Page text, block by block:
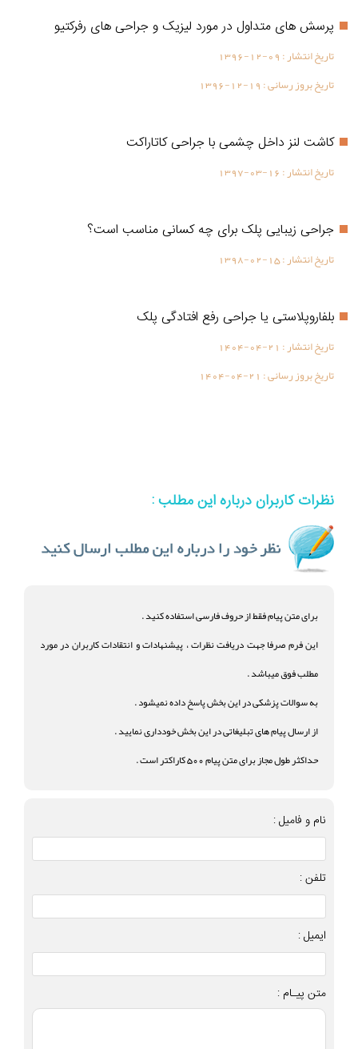
پرسش های متداول در مورد لیزیک و جراحی های رفرکتیو
تاریخ انتشار :1396-12-09
تاریخ بروز رسانی :1396-12-19
كاشت لنز داخل چشمی با جراحی کاتاراکت
تاریخ انتشار :1397-03-16
جراحی زیبایی پلک برای چه کسانی مناسب است؟
تاریخ انتشار :1398-02-15
بلفاروپلاستی یا جراحی رفع افتادگی پلک
تاریخ انتشار : 1404-04-21
تاریخ بروز رسانی : 1404-04-21
نظرات کاربران درباره این مطلب :
برای متن پیام فقط از حروف فارسی استفاده کنید .
این فرم صرفا جهت دریافت نظرات ، پیشنهادات و انتقادات کاربران در مورد
مطلب فوق میباشد .
به سوالات پزشکی در این بخش پاسخ داده نمیشود .
از ارسال پیام های تبلیغاتی در این بخش خودداری نمایید .
حداکثر طول مجاز برای متن پیام 500 کاراکتر است .
نام و فامیل :
تلفن :
ایمیل :
متن پیـام :